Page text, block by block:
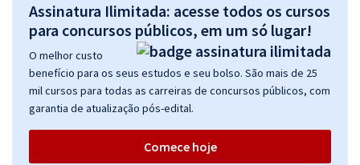
Assinatura Ilimitada: acesse todos os cursos
para concursos públicos, em um só lugar!
O melhor custo
benefício para os seus estudos e seu bolso. São mais de 25
mil cursos para todas as carreiras de concursos públicos, com
garantia de atualização pós-edital.
Comece hoje